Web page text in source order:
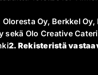
Oy, Berkkel Oy,
sekä Olo Creative
2. Rekisteristä